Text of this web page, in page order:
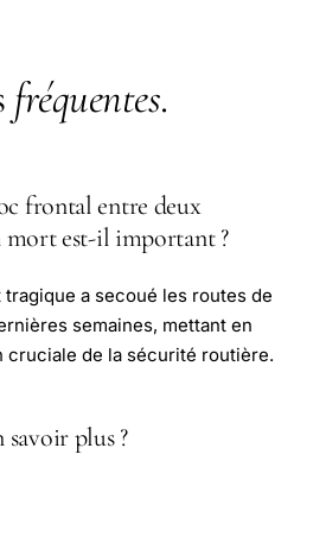
fréquentes.
frontal entre deux
mort est-il important ?
a secoué les routes de
semaines, mettant en
cruciale de la sécurité routière.
plus ?